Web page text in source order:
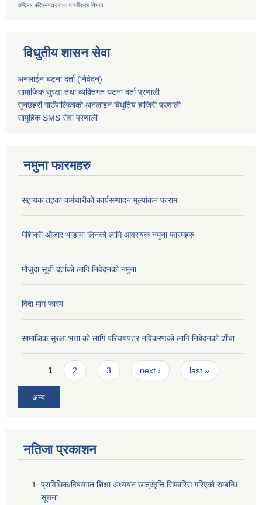
राष्ट्रिय परिचयपत्र तथापञ्जीकरण विभाग
विधुतीय शासन सेवा
अनलाईन घटना दर्ता (निवेदन)
सामाजिक सुरक्षा तथा व्यक्तिगत घटना दर्ताप्रणाली
सुनछहरी गाउँपालिकाको अनलाइन बिधुतिय हाजिरी प्रणाली
सामुहिकSMS सेवाप्रणाली
नमुना फारमहरु
सहायक तहका कर्मचारीको कार्यसम्पादन मूल्यांकन फाराम
मेशिनरी औजार भाडामा लिनको लागि आवस्यक नमुना फारमहरु
मौजुदा सूची दर्ताको लागि निवेदनको नमुना
विदा माग फारम
सामाजिक सुरक्षा भत्ता को लागि परिचयपत्र नविकरणको लागि निबेदनको ढाँचा
Pages
1 2 3 next › last »
अन्य
नतिजा प्रकाशन
प्राविधिक/विषयगत शिक्षा अध्ययन छात्रवृत्ति सिफारिस गरिएकाे सम्बन्धि
सूचना